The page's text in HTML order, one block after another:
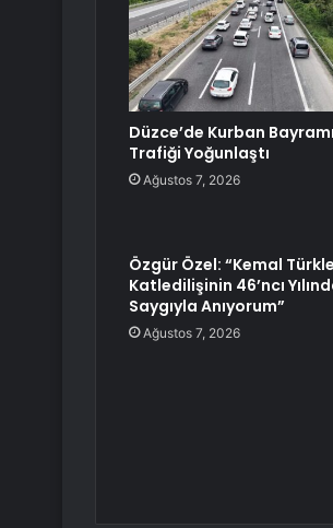
Düzce’de Kurban Bayramı
Trafiği Yoğunlaştı
Ağustos 7, 2026
Özgür Özel: “Kemal
Katledilişinin 46’ncı
Saygıyla Anıyorum”
Ağustos 7, 2026